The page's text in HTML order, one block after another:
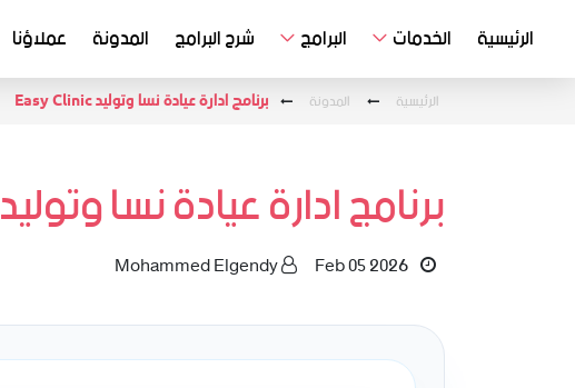
الرئيسية الخدمات البرامج شرح البرامج المدونة عملاؤنا
الرئيسية المدونة برنامج ادارة عيادة نسا وتوليد Easy Clinic
برنامج ادارة عيادة نسا وتوليد Easy Clinic
Feb 05 2026
Mohammed Elgendy